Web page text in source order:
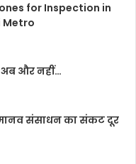
for Inspection in
Metro
अब और नहीं…
संसाधन का संकट दूर